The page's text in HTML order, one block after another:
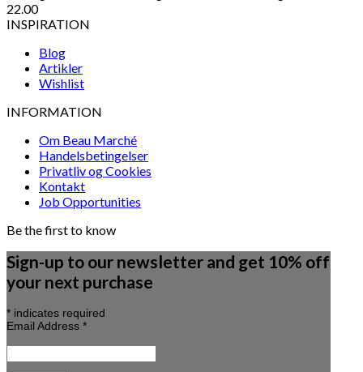
22.00
INSPIRATION
Blog
Artikler
Wishlist
INFORMATION
Om Beau Marché
Handelsbetingelser
Privatliv og Cookies
Kontakt
Job Opportunities
Be the first to know
Sign-up to our newsletter and get 10% off
your next purchase
* indicates required
Email Address *